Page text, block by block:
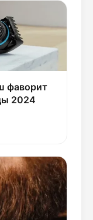
фаворит
2024